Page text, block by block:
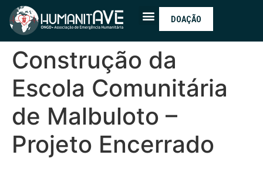
DOAÇÃO
Construção da
Escola Comunitária
de Malbuloto –
Projeto Encerrado